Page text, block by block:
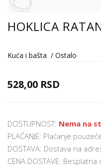
HOKLICA
Kuća i bašta / Ostalo
528,00 RSD
DOSTUPNOST: Nema na
PLAĆANJE: Plaćanje
DOSTAVA: Dostava na
CENA DOSTAVE: